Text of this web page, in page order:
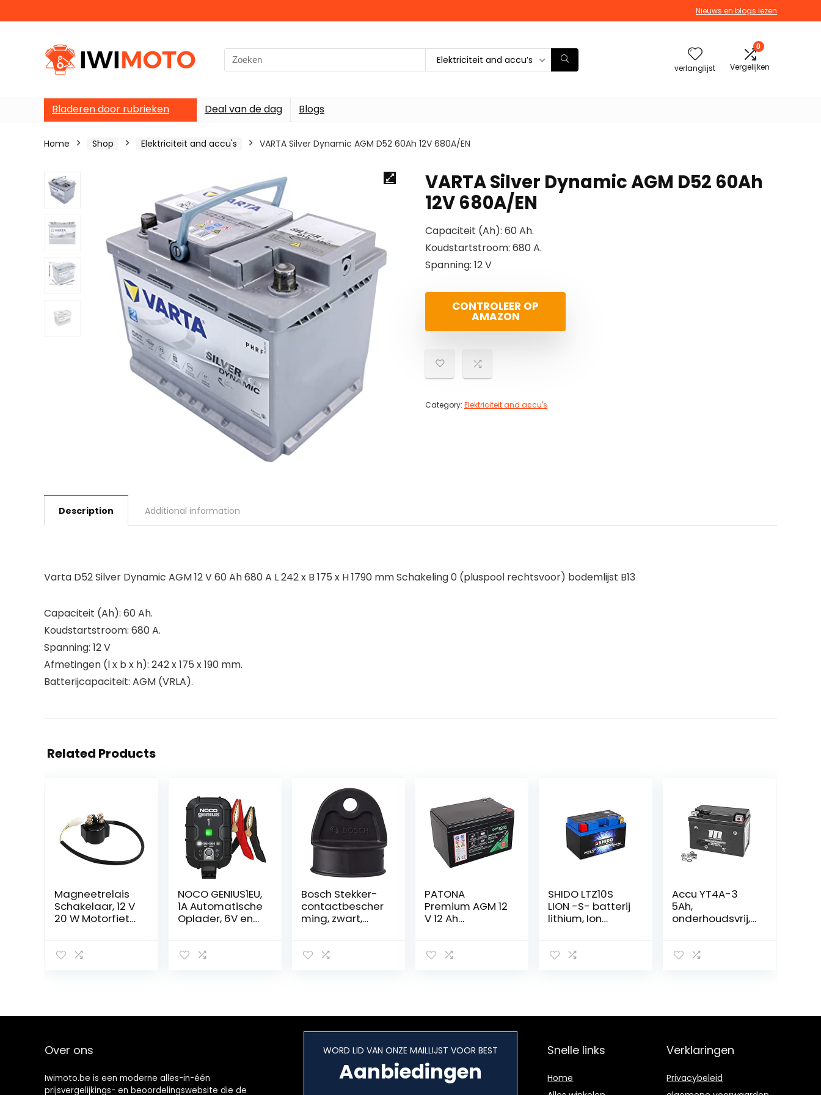
Nieuws en blogs lezen
Search
for:
Elektriciteit and accu’s
verlanglijst
0
Vergelijken
Bladeren door rubrieken Deal van de dag Blogs
Home Shop Elektriciteit and accu's VARTA Silver Dynamic AGM D52 60Ah 12V 680A/EN
VARTA Silver Dynamic AGM D52 60Ah
12V 680A/EN
Capaciteit (Ah): 60 Ah.
Koudstartstroom: 680 A.
Spanning: 12 V
CONTROLEER OP
AMAZON
Category: Elektriciteit and accu's
Description Additional information
Varta D52 Silver Dynamic AGM 12 V 60 Ah 680 A L 242 x B 175 x H 1790 mm Schakeling 0 (pluspool rechtsvoor) bodemlijst B13
Capaciteit (Ah): 60 Ah.
Koudstartstroom: 680 A.
Spanning: 12 V
Afmetingen (l x b x h): 242 x 175 x 190 mm.
Batterijcapaciteit: AGM (VRLA).
Related Products
Magneetrelais
Schakelaar, 12 V
20 W Motorfiets
Magneetvervan
NOCO GENIUS1EU,
1A Automatische
Oplader, 6V en
Lithium Auto-
Auto, Motorfiets,
Bosch Stekker-
contactbescher
ming, zwart,
PATONA
Premium AGM 12
V 12 Ah
onderhoudsvrij
SHIDO LTZ10S
LION -S- batterij
lithium, Ion
Accu YT4A-3
5Ah,
onderhoudsvrij,
13- ZAPC532, LX
50-98 5BR
Over ons
Iwimoto.be is een moderne alles-in-één
prijsvergelijkings- en beoordelingswebsite die de
WORD LID VAN ONZE MAILLIJST VOOR BEST
Aanbiedingen
Snelle links
Home
Verklaringen
Privacybeleid